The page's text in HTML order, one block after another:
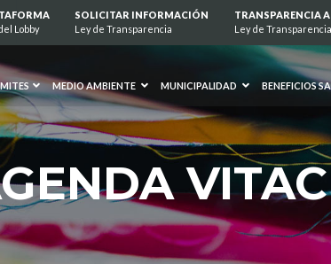
Lobby
SOLICITAR INFORMACIÓN
Ley de Transparencia
TRANSPARENCIA
Ley de Transparencia
MEDIO AMBIENTE MUNICIPALIDAD BENEFICIOS